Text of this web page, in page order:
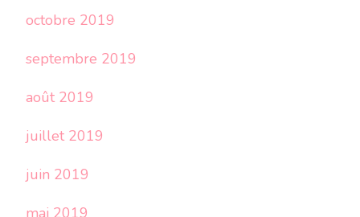
octobre 2019
septembre 2019
août 2019
juillet 2019
juin 2019
mai 2019